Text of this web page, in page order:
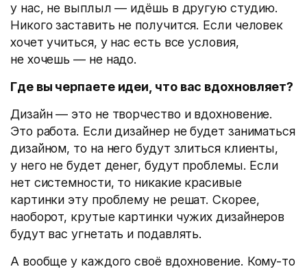
у нас, не выплыл — идёшь в другую студию.
Никого заставить не получится. Если человек
хочет учиться, у нас есть все условия,
не хочешь — не надо.
Где вы черпаете идеи, что вас вдохновляет?
Дизайн — это не творчество и вдохновение.
Это работа. Если дизайнер не будет заниматься
дизайном, то на него будут злиться клиенты,
у него не будет денег, будут проблемы. Если
нет системности, то никакие красивые
картинки эту проблему не решат. Скорее,
наоборот, крутые картинки чужих дизайнеров
будут вас угнетать и подавлять.
А вообще у каждого своё вдохновение. Кому-то